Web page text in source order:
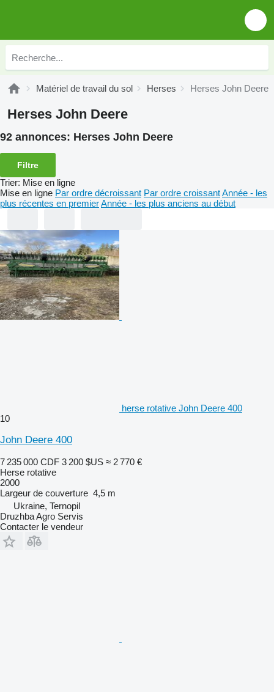
Matériel de travail du sol Herses Herses John Deere
Herses John Deere
92 annonces: Herses John Deere
Filtre
Trier: Mise en ligne
Mise en ligne Par ordre décroissant Par ordre croissantAnnée - les
plus récentes en premierAnnée - les plus anciens au début
herse rotative John Deere 400
10
John Deere 400
7 235 000 CDF 3 200 $US ≈ 2 770 €
Herse rotative
2000
Largeur de couverture 4,5 m
Ukraine, Ternopil
Druzhba Agro Servis
Contacter le vendeur